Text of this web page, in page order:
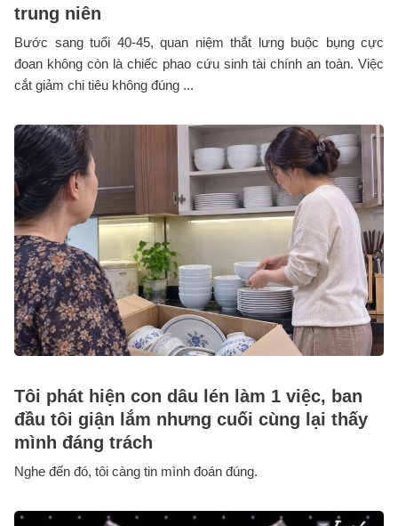
trung niên
Bước sang tuổi 40-45, quan niệm thắt lưng buộc bụng cực
đoan không còn là chiếc phao cứu sinh tài chính an toàn. Việc
cắt giảm chi tiêu không đúng ...
Tôi phát hiện con dâu lén làm 1 việc, ban
đầu tôi giận lắm nhưng cuối cùng lại thấy
mình đáng trách
Nghe đến đó, tôi càng tin mình đoán đúng.